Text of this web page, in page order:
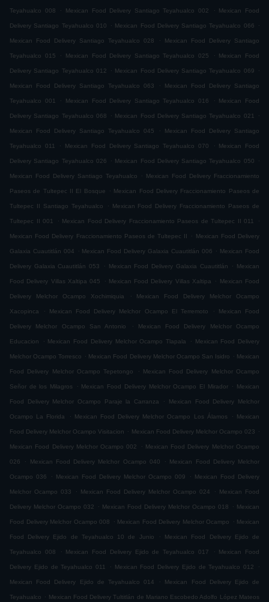
Teyahualco 008 . Mexican Food Delivery Santiago Teyahualco 002 . Mexican Food
Delivery Santiago Teyahualco 010 . Mexican Food Delivery Santiago Teyahualco 066 .
Mexican Food Delivery Santiago Teyahualco 028 . Mexican Food Delivery Santiago
Teyahualco 015 . Mexican Food Delivery Santiago Teyahualco 025 . Mexican Food
Delivery Santiago Teyahualco 012 . Mexican Food Delivery Santiago Teyahualco 069 .
Mexican Food Delivery Santiago Teyahualco 063 . Mexican Food Delivery Santiago
Teyahualco 001 . Mexican Food Delivery Santiago Teyahualco 016 . Mexican Food
Delivery Santiago Teyahualco 068 . Mexican Food Delivery Santiago Teyahualco 021 .
Mexican Food Delivery Santiago Teyahualco 045 . Mexican Food Delivery Santiago
Teyahualco 011 . Mexican Food Delivery Santiago Teyahualco 070 . Mexican Food
Delivery Santiago Teyahualco 026 . Mexican Food Delivery Santiago Teyahualco 050 .
Mexican Food Delivery Santiago Teyahualco . Mexican Food Delivery Fraccionamiento
Paseos de Tultepec II El Bosque . Mexican Food Delivery Fraccionamiento Paseos de
Tultepec II Santiago Teyahualco . Mexican Food Delivery Fraccionamiento Paseos de
Tultepec II 001 . Mexican Food Delivery Fraccionamiento Paseos de Tultepec II 011 .
Mexican Food Delivery Fraccionamiento Paseos de Tultepec II . Mexican Food Delivery
Galaxia Cuautitlán 004 . Mexican Food Delivery Galaxia Cuautitlán 006 . Mexican Food
Delivery Galaxia Cuautitlán 053 . Mexican Food Delivery Galaxia Cuautitlán . Mexican
Food Delivery Villas Xaltipa 045 . Mexican Food Delivery Villas Xaltipa . Mexican Food
Delivery Melchor Ocampo Xochimiquia . Mexican Food Delivery Melchor Ocampo
Xacopinca . Mexican Food Delivery Melchor Ocampo El Terremoto . Mexican Food
Delivery Melchor Ocampo San Antonio . Mexican Food Delivery Melchor Ocampo
Educacion . Mexican Food Delivery Melchor Ocampo Tlapala . Mexican Food Delivery
Melchor Ocampo Torresco . Mexican Food Delivery Melchor Ocampo San Isidro . Mexican
Food Delivery Melchor Ocampo Tepetongo . Mexican Food Delivery Melchor Ocampo
Señor de los Milagros . Mexican Food Delivery Melchor Ocampo El Mirador . Mexican
Food Delivery Melchor Ocampo Paraje la Carranza . Mexican Food Delivery Melchor
Ocampo La Florida . Mexican Food Delivery Melchor Ocampo Los Álamos . Mexican
Food Delivery Melchor Ocampo Visitacion . Mexican Food Delivery Melchor Ocampo 023 .
Mexican Food Delivery Melchor Ocampo 002 . Mexican Food Delivery Melchor Ocampo
026 . Mexican Food Delivery Melchor Ocampo 040 . Mexican Food Delivery Melchor
Ocampo 036 . Mexican Food Delivery Melchor Ocampo 009 . Mexican Food Delivery
Melchor Ocampo 033 . Mexican Food Delivery Melchor Ocampo 024 . Mexican Food
Delivery Melchor Ocampo 032 . Mexican Food Delivery Melchor Ocampo 018 . Mexican
Food Delivery Melchor Ocampo 008 . Mexican Food Delivery Melchor Ocampo . Mexican
Food Delivery Ejido de Teyahualco 10 de Junio . Mexican Food Delivery Ejido de
Teyahualco 008 . Mexican Food Delivery Ejido de Teyahualco 017 . Mexican Food
Delivery Ejido de Teyahualco 011 . Mexican Food Delivery Ejido de Teyahualco 012 .
Mexican Food Delivery Ejido de Teyahualco 014 . Mexican Food Delivery Ejido de
Teyahualco . Mexican Food Delivery Tultitlán de Mariano Escobedo Adolfo López Mateos